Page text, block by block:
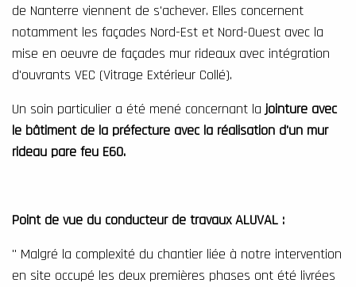
de Nanterre viennent de s'achever. Elles concernent
notamment les façades Nord-Est et Nord-Ouest avec la
mise en oeuvre de façades mur rideaux avec intégration
d'ouvrants VEC (Vitrage Extérieur Collé).
Un soin particulier a été mené concernant la jointure avec
le bâtiment de la préfecture avec la réalisation d'un mur
rideau pare feu E60.
Point de vue du conducteur de travaux ALUVAL :
" Malgré la complexité du chantier liée à notre intervention
en site occupé les deux premières phases ont été livrées